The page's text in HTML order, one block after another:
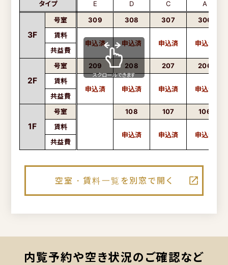
タイプ
E D C A
3F
号室 309 308 307
306
賃料
共益費
2F
号室 209 208 207
206
賃料
共益費
1F
号室 108 107
106
賃料
共益費
スクロールできます
空室・賃料一覧を別窓で開く
内覧予約や空き状況のご確認など